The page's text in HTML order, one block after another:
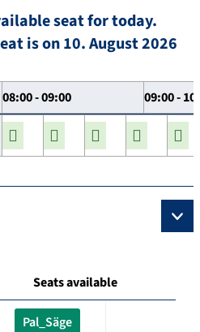
seat for today.
is on 10. August 2026
08:00 - 09:00 09:00 -
Seats available
Pal_Säge